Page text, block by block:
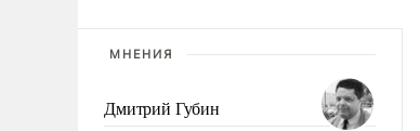
МНЕНИЯ
Дмитрий Губин